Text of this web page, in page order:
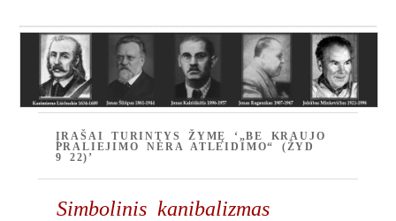
ĮRAŠAI TURINTYS ŽYMĘ ‘„BE KRAUJO
PRALIEJIMO NĖRA ATLEIDIMO“ (ŽYD
9 22)’
Simbolinis kanibalizmas